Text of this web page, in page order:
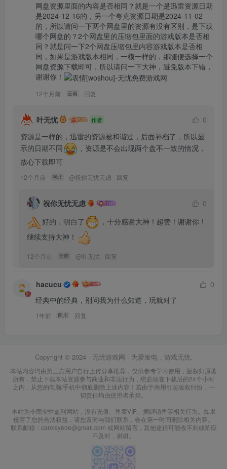
网盘资源里面的内容是否相同？就是一个是迅雷资源日期
是2024-12-16的，另一个夸克资源日期是2024-11-02
的，所以请问一下两个网盘里的资源有没有区别，是下载
哪个网盘的？2个网盘里的压缩包里面的游戏版本是否相
同？就是问一下2个网盘压缩包里内容游戏版本是否相
同，如果是游戏版本相同，一模一样的，那随便选择一个
网盘资源下载即可，所以请问一下大神，避免版本下错，
谢谢你！
12个月前 云南 回复
叶无忧 作者
0
资源是一样的，迅雷的资源被和谐过，后面补档了，所以显
示的日期不同
，资源是不会出现两个盘不一致的情况，
放心下载即可
12个月前 河北 @祝你无忧无虑 回复
祝你无忧无虑
0
好的，明白了
，十分感谢大神！超赞！谢谢你！
继续支持大神！
12个月前 云南 @叶无忧 回复
hacucu
0
经典中的经典，别问我为什么知道，玩就对了
1年前 四川 回复
Copyright © 2024 · 无忧游戏网 · 为爱发电，游戏无忧.
本站内容均由第三方用户自行上传分享推荐，仅供参考学习使用，版权归原著
所有，禁止下载本站资源参与商业和非法行为，您必须在下载后的24个小时
之内，从您的电脑/手机中彻底删除上述内容！若由于商用引起版权纠纷，一
切责任均由使用者承担。
本站为非商业性盈利网站，没有充值、售卖VIP、捆绑销售等相关行为。如果
侵害了您的合法权益，请您及时与我们联系，会在第一时间删除相关内容。
联系邮箱：carolsy606@gmail.com 或网站留言，其他途径可能收不到或响应
不及时，谢谢。